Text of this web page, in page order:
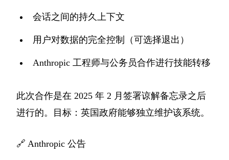
会话之间的持久上下文
用户对数据的完全控制（可选择退出）
Anthropic 工程师与公务员合作进行技能转移
此次合作是在 2025 年 2 月签署谅解备忘录之后
进行的。目标：英国政府能够独立维护该系统。
🔗 Anthropic 公告